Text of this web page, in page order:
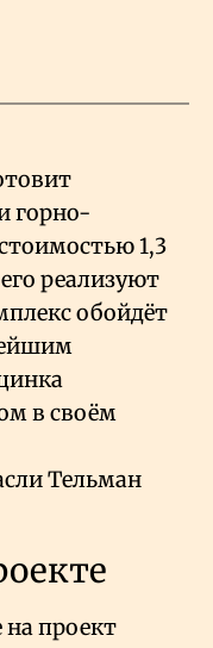
горно-
1,3
реализуют
обойдёт
в своём
Тельман
проект